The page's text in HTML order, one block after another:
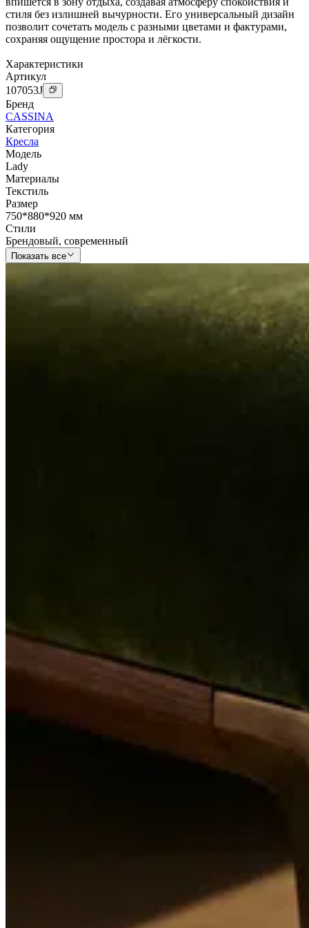
стиля без излишней вычурности. Его универсальный дизайн
позволит сочетать модель с разными цветами и фактурами,
сохраняя ощущение простора и лёгкости.
Характеристики
Артикул
107053J
Бренд
CASSINA
Категория
Кресла
Модель
Lady
Материалы
Текстиль
Размер
750*880*920 мм
Стили
Брендовый, современный
Показать все